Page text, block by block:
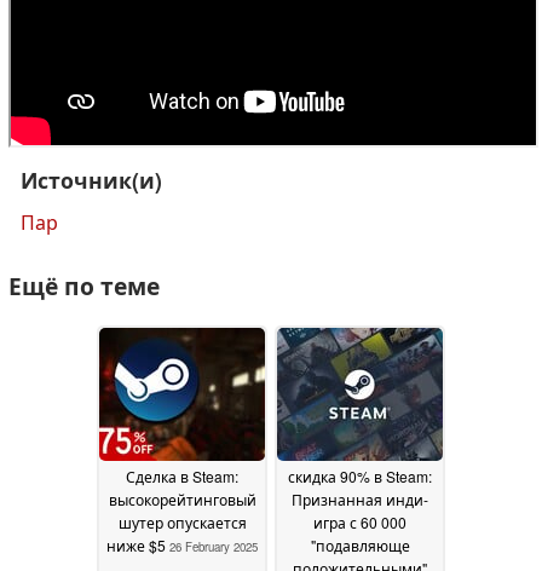
Источник(и)
Пар
Ещё по теме
Сделка в Steam:
высокорейтинговый
шутер опускается
ниже $5 26 February 2025
скидка 90% в Steam:
Признанная инди-
игра с 60 000
"подавляюще